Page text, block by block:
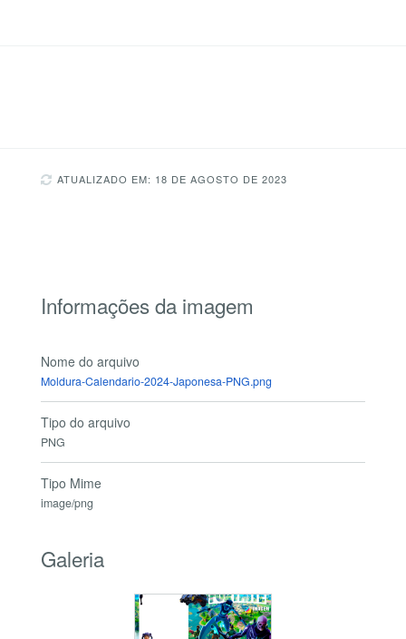
ATUALIZADO EM: 18 DE AGOSTO DE 2023
Informações da imagem
Nome do arquivo
Moldura-Calendario-2024-Japonesa-PNG.png
Tipo do arquivo
PNG
Tipo Mime
image/png
Galeria